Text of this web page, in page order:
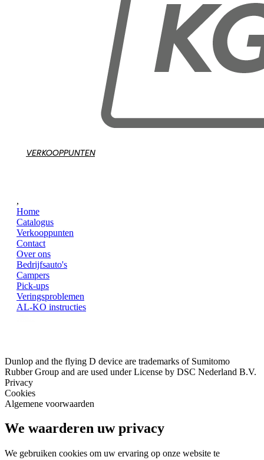
VERKOOPPUNTEN
,
Home
Catalogus
Verkooppunten
Contact
Over ons
Bedrijfsauto's
Campers
Pick-ups
Veringsproblemen
AL-KO instructies
Dunlop and the flying D device are trademarks of Sumitomo
Rubber Group and are used under License by DSC Nederland B.V.
Privacy
Cookies
Algemene voorwaarden
We waarderen uw privacy
We gebruiken cookies om uw ervaring op onze website te